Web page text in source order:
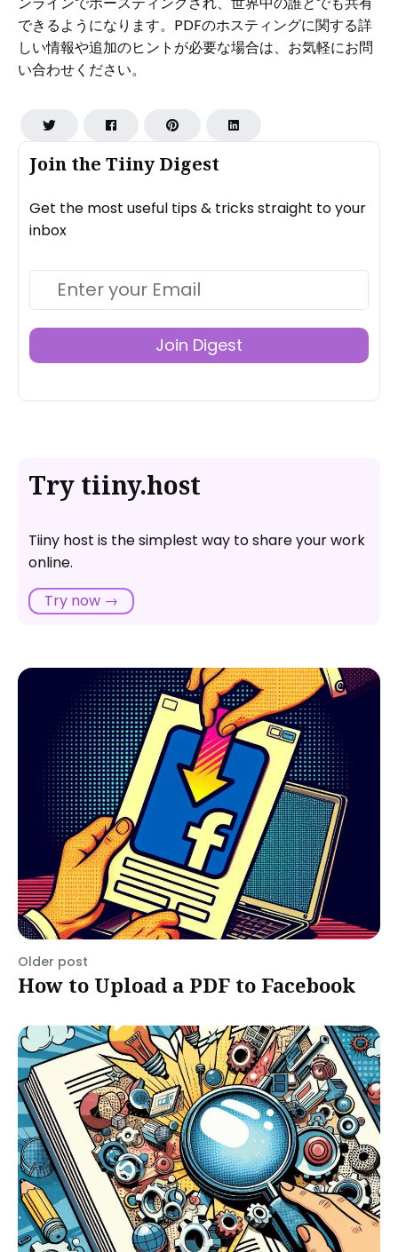
Join the Tiiny Digest
Get the most useful tips & tricks straight to your
inbox
Join Digest
できるようになります。PDFのホスティングに関する詳
しい情報や追加のヒントが必要な場合は、お気軽にお問
い合わせください。
Try tiiny.host
Tiiny host is the simplest way to share your work
online.
Try now →
Older post
How to Upload a PDF to Facebook